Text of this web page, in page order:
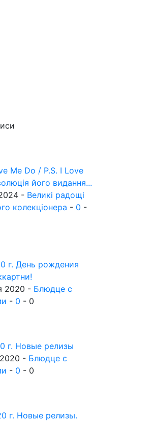
Me Do / P.S. I Love
його видання...
- Великі радощі
колекціонера - 0 -
г. День рождения
2020 - Блюдце с
- 0 - 0
г. Новые релизы
- Блюдце с
- 0 - 0
г. Новые релизы.